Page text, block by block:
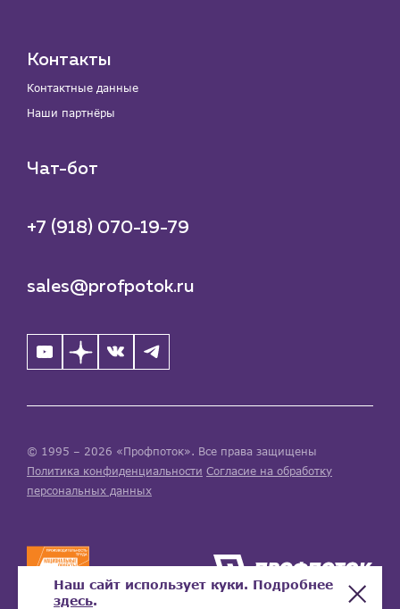
Контакты
Контактные данные
Наши партнёры
Чат-бот
+7 (918) 070-19-79
sales@profpotok.ru
© 1995 – 2026 «Профпоток». Все права защищены
Политика конфиденциальности Согласие на обработку
персональных данных
Наш сайт использует куки. Подробнее
здесь.